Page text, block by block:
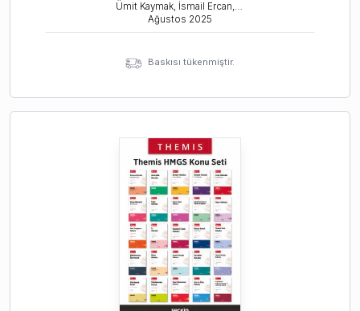
Ümit Kaymak, İsmail Ercan, Deniz Bayeren
Ağustos 2025
Baskısı tükenmiştir.